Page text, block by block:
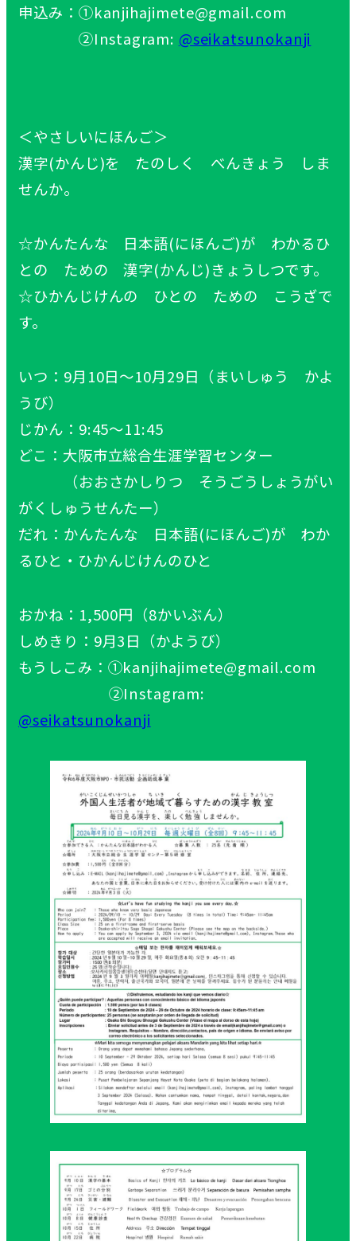
申込み：①kanjihajimete@gmail.com
②Instagram: @seikatsunokanji
＜やさしいにほんご＞
漢字(かんじ)を たのしく べんきょう しま
せんか。
☆かんたんな 日本語(にほんご)が わかるひ
との ための 漢字(かんじ)きょうしつです。
☆ひかんじけんの ひとの ための こうざで
す。
いつ：9月10日～10月29日（まいしゅう かよ
うび）
じかん：9:45～11:45
どこ：大阪市立総合生涯学習センター
（おおさかしりつ そうごうしょうがい
がくしゅうせんたー）
だれ：かんたんな 日本語(にほんご)が わか
るひと・ひかんじけんのひと
おかね：1,500円（8かいぶん）
しめきり：9月3日（かようび）
もうしこみ：①kanjihajimete@gmail.com
②Instagram:
@seikatsunokanji